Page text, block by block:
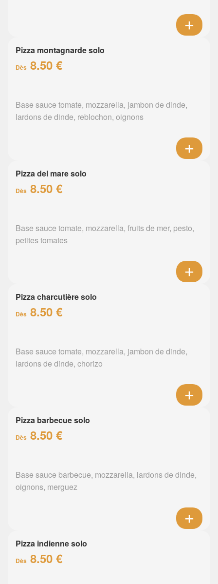
Pizza montagnarde solo
Dès 8.50 €
Base sauce tomate, mozzarella, jambon de dinde,
lardons de dinde, reblochon, oignons
Pizza del mare solo
Dès 8.50 €
Base sauce tomate, mozzarella, fruits de mer, pesto,
petites tomates
Pizza charcutière solo
Dès 8.50 €
Base sauce tomate, mozzarella, jambon de dinde,
lardons de dinde, chorizo
Pizza barbecue solo
Dès 8.50 €
Base sauce barbecue, mozzarella, lardons de dinde,
oignons, merguez
Pizza indienne solo
Dès 8.50 €